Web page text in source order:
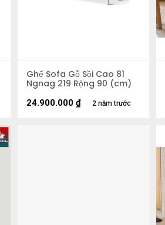
Ghế Sofa Gỗ Sồi Cao 81
Ngnag 219 Rộng 90 (cm)
2 năm trước
24.900.000 ₫